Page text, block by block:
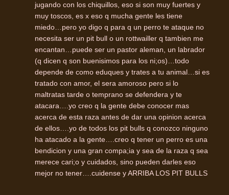
jugando con los chiquillos, eso si son muy fuertes y
muy toscos, es x eso q mucha gente les tiene
miedo…pero yo digo q para q un perro te ataque no
necesita ser un pit bull o un rottwailler q tambien me
encantan…puede ser un pastor aleman, un labrador
(q dicen q son buenisimos para los ni;os)…todo
depende de como eduques y trates a tu animal…si es
tratado con amor, el sera amoroso pero si lo
maltratas tarde o temprano se defendera y te
atacara….yo creo q la gente debe conocer mas
acerca de esta raza antes de dar una opinion acerca
de ellos….yo de todos los pit bulls q conozco ninguno
ha atacado a la gente….creo q tener un perro es una
bendicion y una gran compa;ia y sea de la raza q sea
merece cari;o y cuidados, sino pueden darles eso
mejor no tener….cuidense y ARRIBA LOS PIT BULLS